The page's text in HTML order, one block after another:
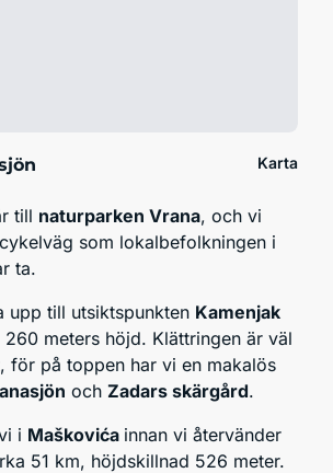
Karta
till naturparken Vrana, och vi
som lokalbefolkningen i
ta.
upp till utsiktspunkten Kamenjak
meters höjd. Klättringen är väl
för på toppen har vi en makalös
och Zadars skärgård.
i Maškovića innan vi återvänder
51 km, höjdskillnad 526 meter.